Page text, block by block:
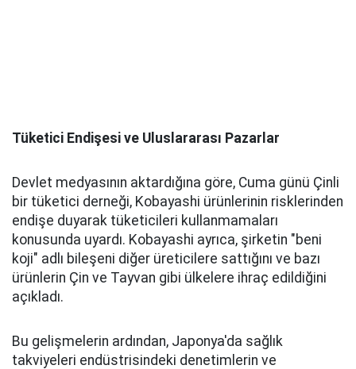
Tüketici Endişesi ve Uluslararası Pazarlar
Devlet medyasının aktardığına göre, Cuma günü Çinli
bir tüketici derneği, Kobayashi ürünlerinin risklerinden
endişe duyarak tüketicileri kullanmamaları
konusunda uyardı. Kobayashi ayrıca, şirketin "beni
koji" adlı bileşeni diğer üreticilere sattığını ve bazı
ürünlerin Çin ve Tayvan gibi ülkelere ihraç edildiğini
açıkladı.
Bu gelişmelerin ardından, Japonya'da sağlık
takviyeleri endüstrisindeki denetimlerin ve